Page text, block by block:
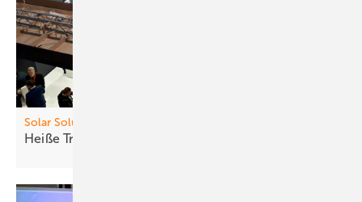
Solar Solutions
Heiß e Trends, neue